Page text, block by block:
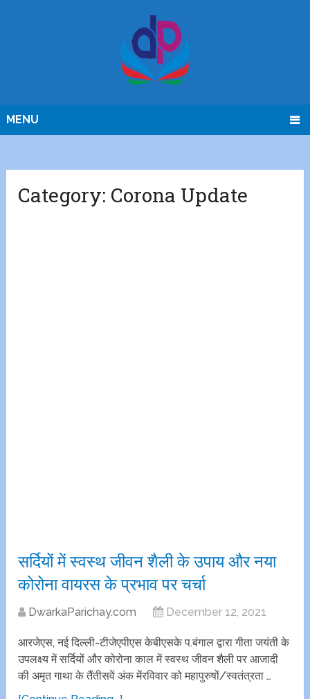
MENU
Category: Corona Update
सर्दियों में स्वस्थ जीवन शैली के उपाय और नया
कोरोना वायरस के प्रभाव पर चर्चा
DwarkaParichay.com December 12, 2021
आरजेएस, नई दिल्ली-टीजेएपीएस केबीएसके प.बंगाल द्वारा गीता जयंती के
उपलक्ष्य में सर्दियों और कोरोना काल में स्वस्थ जीवन शैली पर आजादी
की अमृत गाथा के तैंतीसवें अंक मेंरविवार को महापुरुषों/स्वतंत्रता …